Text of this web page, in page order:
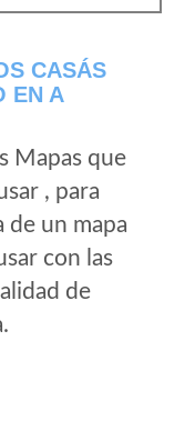
CASÁS
EN A
Mapas que
, para
de un mapa
con las
de